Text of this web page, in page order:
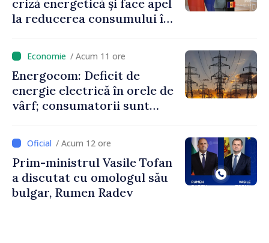
criză energetică și face apel
la reducerea consumului în
putem menține prețurile la
un nivel mai mic”
/ Acum 11 ore
Energocom: Deficit de
energie electrică în orele de
vârf; consumatorii sunt
/ Acum 12 ore
Prim-ministrul Vasile Tofan
a discutat cu omologul său
bulgar, Rumen Radev